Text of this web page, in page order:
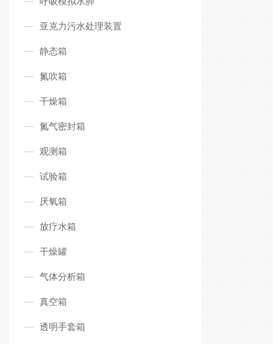
亚克力污水处理装置
静态箱
氮吹箱
干燥箱
氮气密封箱
观测箱
试验箱
厌氧箱
放疗水箱
干燥罐
气体分析箱
真空箱
透明手套箱